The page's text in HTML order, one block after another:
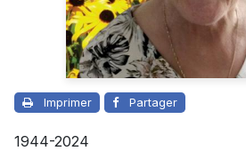
Imprimer Partager
1944-2024